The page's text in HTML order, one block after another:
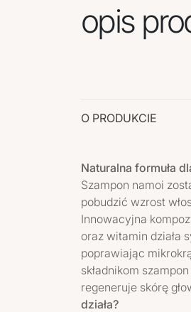
opis
O PRODUKCIE
Naturalna formuła
Szampon namoi
pobudzić wzrost
Innowacyjna
oraz witamin działa
poprawiając
składnikom
regeneruje skórę
działa?